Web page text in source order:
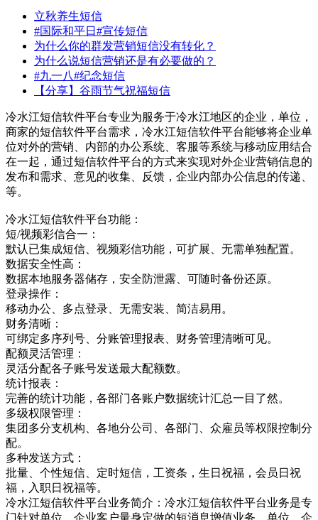
立秋养生短信
#国际和平日#宣传短信
为什么你的群发营销短信没有转化？
为什么说短信营销还是有必要做的？
#九一八#纪念短信
【分享】谷雨节气祝福短信
冷水江短信软件平台专业为服务于冷水江地区的企业，单位，
商家的短信软件平台需求，冷水江短信软件平台能够将企业单
位对外的营销、内部的办公系统、客服等系统与移动应用结合
在一起，通过短信软件平台的方式来实现对外企业营销信息的
发布和需求、意见的收集、反馈，企业内部办公信息的传递、
等。
冷水江短信软件平台功能：
短/视频彩信合一：
默认已集成短信、视频彩信功能，可扩展、无需单独配置。
数据安全性高：
数据本地服务器储存，安全防泄露、可随时备份还原。
登录操作：
移动办公、多点登录、无需安装、简洁易用。
财务清晰：
可绑定多序列号、分账管理报表、财务管理清晰可见。
配额灵活管理：
灵活分配各子账号发送最大配额数。
统计报表：
完善的统计功能，各部门各账户数据统计汇总一目了然。
多级权限管理：
集团多分支机构、各地分公司、各部门、众雇员等权限控制分
配。
多种发送方式：
批量、个性短信、定时短信，工资条，生日祝福，会员日祝
福，入职日祝福等。
冷水江短信软件平台业务简介：冷水江短信软件平台业务是专
门针对单位，企业客户量身定做的短消息增值业务，单位，企